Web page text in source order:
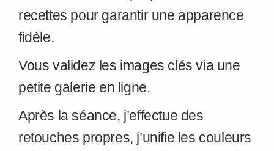
recettes pour garantir une apparence
fidèle.
Vous validez les images clés via une
petite galerie en ligne.
Après la séance, j’effectue des
retouches propres, j’unifie les couleurs